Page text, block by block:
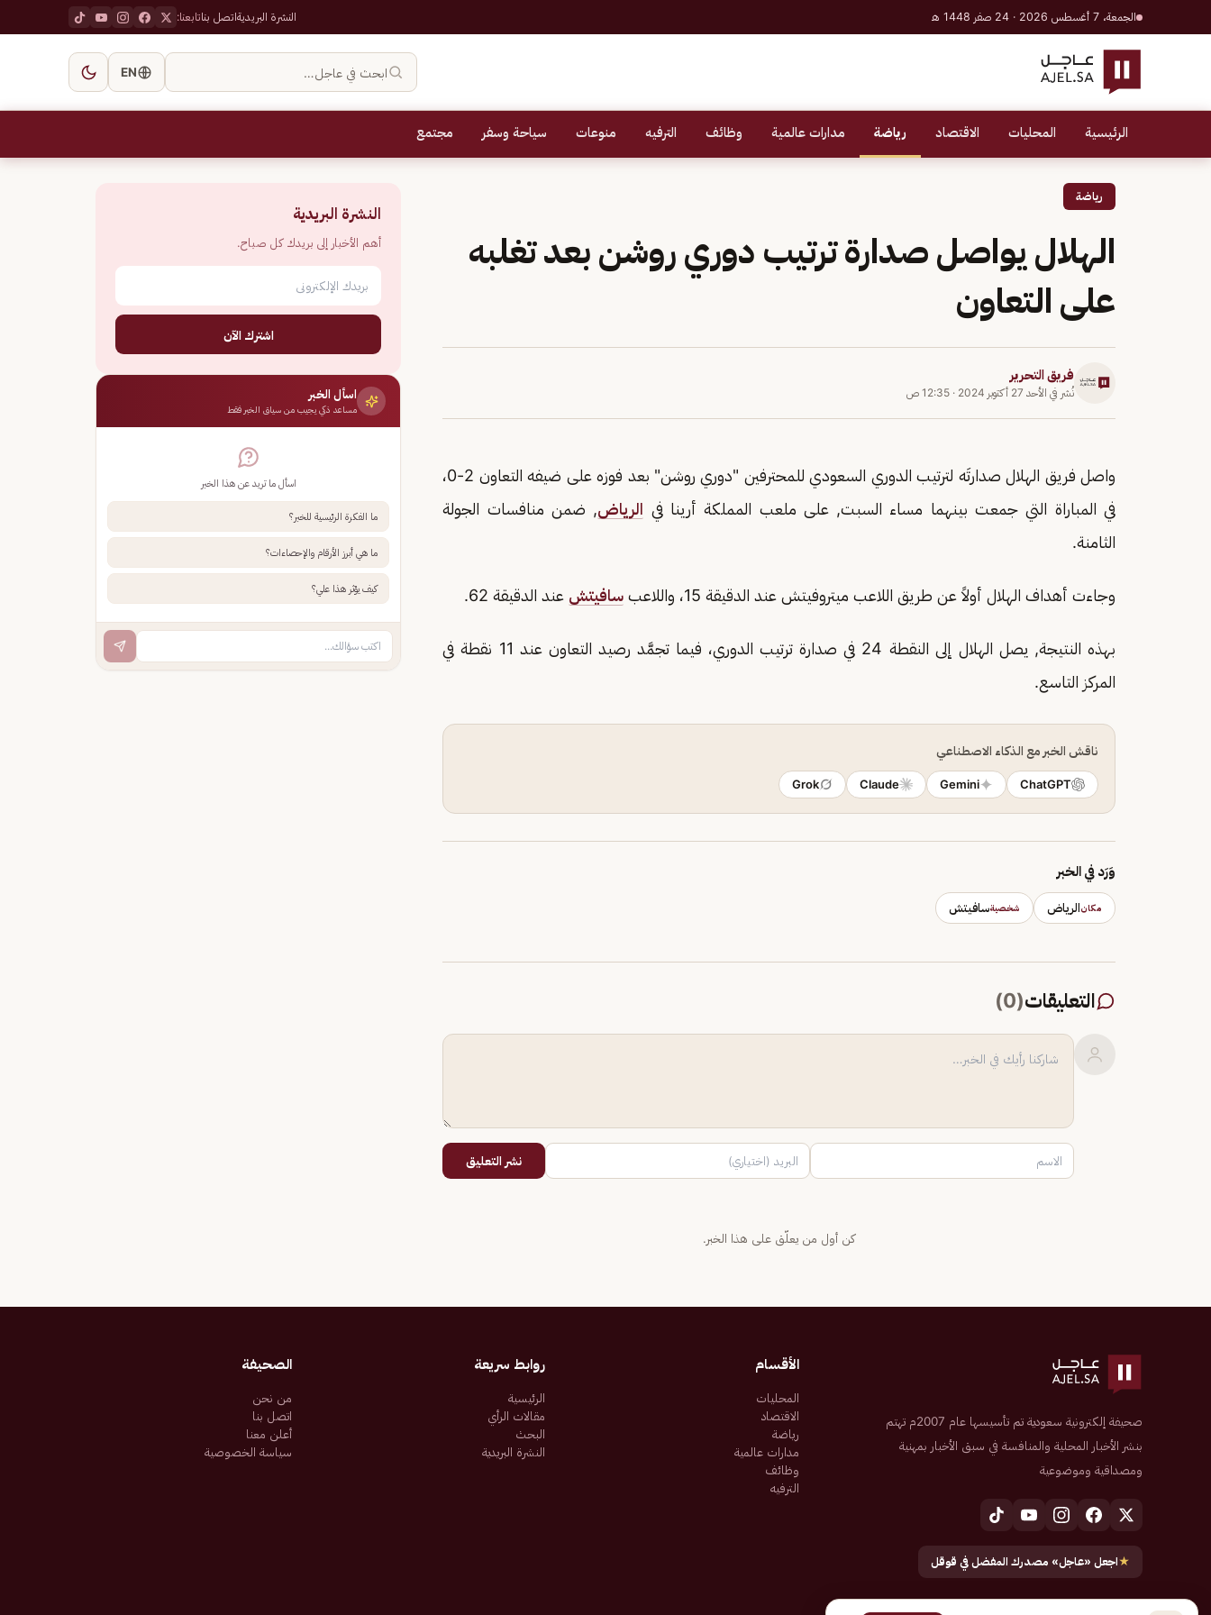
الجمعة، 7 أغسطس 2026 · 24 صفر 1448 هـ النشرة البريديةاتصل بناتابعنا:
ابحث في عاجل… EN
الرئيسية المحليات الاقتصاد رياضة مدارات عالمية وظائف الترفيه منوعات سياحة وسفر مجتمع
رياضة
الهلال يواصل صدارة ترتيب دوري روشن بعد تغلبه
على التعاون
فريق التحرير
نُشر في الأحد 27 أكتوبر 2024 · 12:35 ص
واصل فريق الهلال صدارتَه لترتيب الدوري السعودي للمحترفين "دوري روشن" بعد فوزه على ضيفه التعاون 2-0،
في المباراة التي جمعت بينهما مساء السبت, على ملعب المملكة أرينا في الرياض, ضمن منافسات الجولة
الثامنة.
وجاءت أهداف الهلال أولاً عن طريق اللاعب ميتروفيتش عند الدقيقة 15، واللاعب سافيتش عند الدقيقة 62.
بهذه النتيجة, يصل الهلال إلى النقطة 24 في صدارة ترتيب الدوري، فيما تجمَّد رصيد التعاون عند 11 نقطة في
المركز التاسع.
ناقش الخبر مع الذكاء الاصطناعي
ChatGPT
Gemini
Claude
Grok
وَرَد في الخبر
مكانالرياض شخصيةسافيتش
التعليقات(
0
)
نشر التعليق
كن أول من يعلّق على هذا الخبر.
النشرة البريدية
أهم الأخبار إلى بريدك كل صباح.
اشترك الآن
اسأل الخبر
مساعد ذكي يجيب من سياق الخبر فقط
اسأل ما تريد عن هذا الخبر
ما الفكرة الرئيسية للخبر؟
ما هي أبرز الأرقام والإحصاءات؟
كيف يؤثر هذا علي؟
صحيفة إلكترونية سعودية تم تأسيسها عام 2007م تهتم
بنشر الأخبار المحلية والمنافسة في سبق الأخبار بمهنية
ومصداقية وموضوعية
★اجعل «عاجل» مصدرك المفضل في قوقل
الأقسام
المحليات
الاقتصاد
رياضة
مدارات عالمية
وظائف
الترفيه
روابط سريعة
الرئيسية
مقالات الرأي
البحث
النشرة البريدية
الصحيفة
من نحن
اتصل بنا
أعلن معنا
سياسة الخصوصية